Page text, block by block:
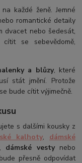
každé ženě. Jemné
romantické detaily
dvacet nebo šedesát,
se sebevědomě,
a blůzy, které
stát jmění. Protože
bude cítit výjimečně.
s dalšími kousky z
kalhoty, dámské
, dámské vestynebo
přesně odpovídat